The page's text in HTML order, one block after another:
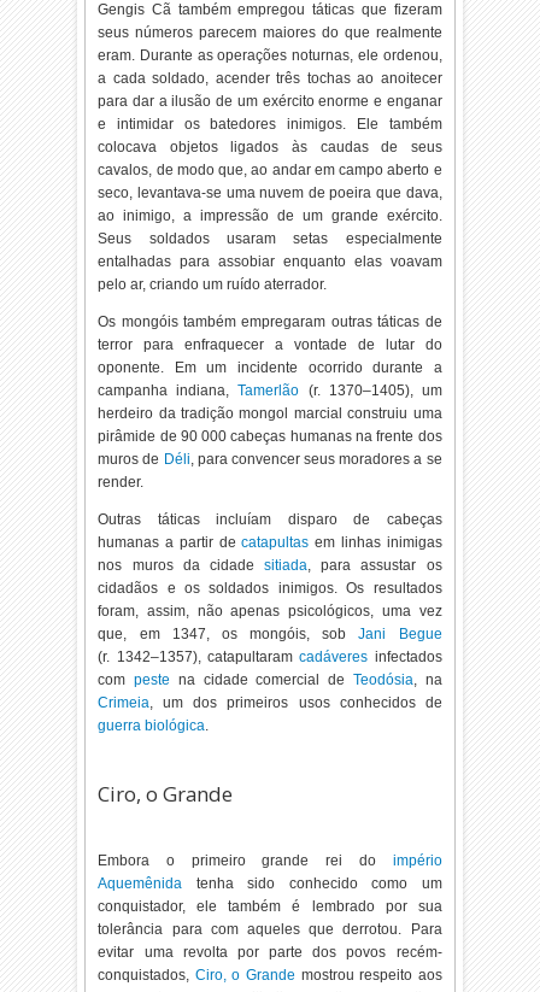
Gengis Cã também empregou táticas que fizeram
seus números parecem maiores do que realmente
eram. Durante as operações noturnas, ele ordenou,
a cada soldado, acender três tochas ao anoitecer
para dar a ilusão de um exército enorme e enganar
e intimidar os batedores inimigos. Ele também
colocava objetos ligados às caudas de seus
cavalos, de modo que, ao andar em campo aberto e
seco, levantava-se uma nuvem de poeira que dava,
ao inimigo, a impressão de um grande exército.
Seus soldados usaram setas especialmente
entalhadas para assobiar enquanto elas voavam
pelo ar, criando um ruído aterrador.
Os mongóis também empregaram outras táticas de
terror para enfraquecer a vontade de lutar do
oponente. Em um incidente ocorrido durante a
campanha indiana,Tamerlão (r. 1370–1405), um
herdeiro da tradição mongol marcial construiu uma
pirâmide de 90 000 cabeças humanas na frente dos
muros de Déli, para convencer seus moradores a se
render.
Outras táticas incluíam disparo de cabeças
humanas a partir decatapultas em linhas inimigas
nos muros da cidadesitiada, para assustar os
cidadãos e os soldados inimigos. Os resultados
foram, assim, não apenas psicológicos, uma vez
que, em 1347, os mongóis, sobJani Begue
(r. 1342–1357), catapultaramcadáveres infectados
compeste na cidade comercial de Teodósia, na
Crimeia, um dos primeiros usos conhecidos de
guerra biológica.
Ciro, o Grande
Embora o primeiro grande rei do império
Aquemênida tenha sido conhecido como um
conquistador, ele também é lembrado por sua
tolerância para com aqueles que derrotou. Para
evitar uma revolta por parte dos povos recém-
conquistados, Ciro, o Grande mostrou respeito aos